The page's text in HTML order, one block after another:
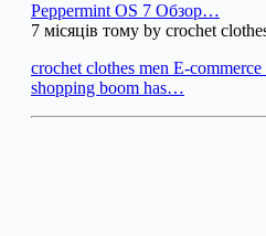
Peppermint OS 7 Обзор…
7 місяців тому by crochet
crochet clothes men E-
shopping boom has…